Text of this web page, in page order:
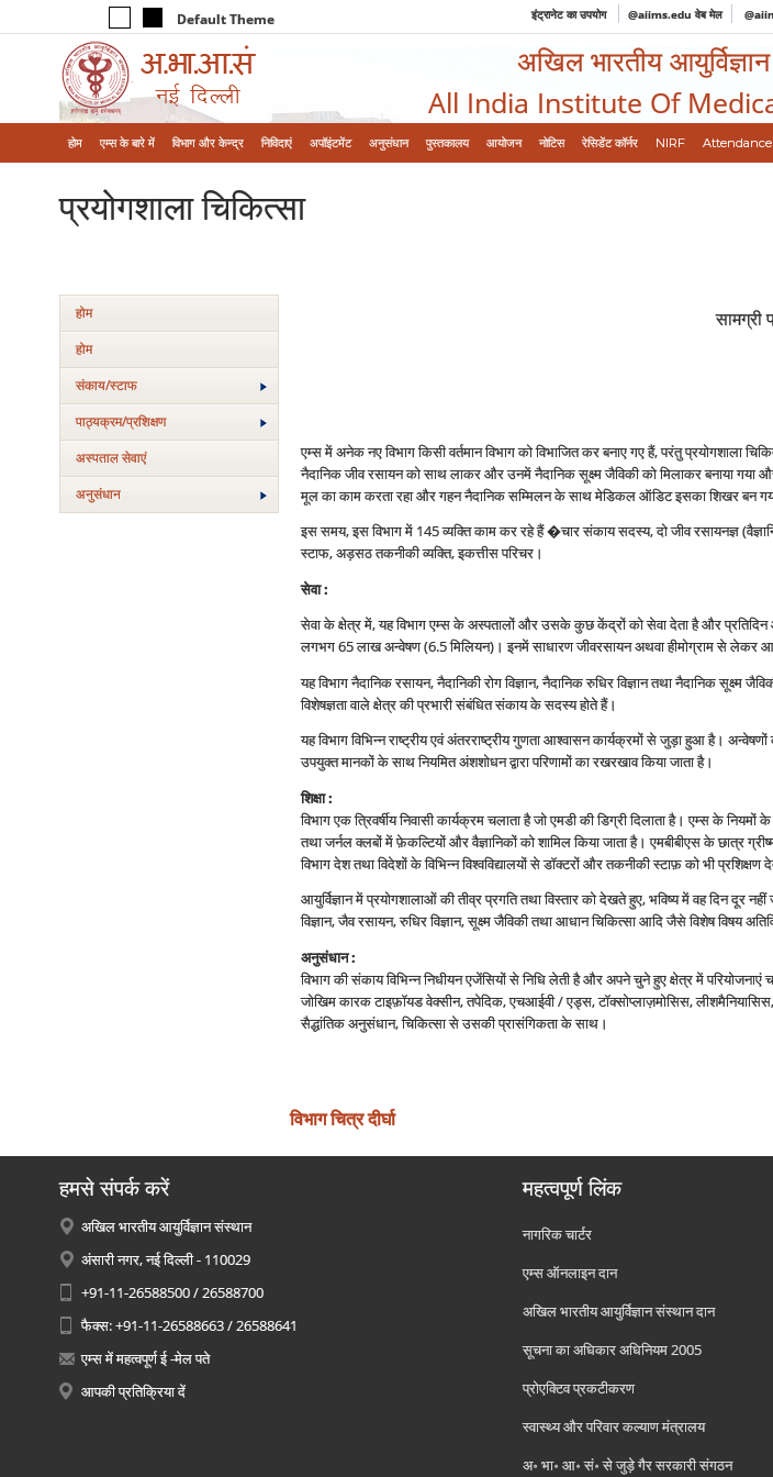
Default Theme इंट्रानेट का उपयोग @aiims.edu वेब मेल
अखिल भारतीय
All India Institute Of
होम एम्‍स के बारे में विभाग और केन्‍द्र निविदाएं अपॉइंटमेंट अनुसंधान पुस्तकालय आयोजन नोटिस रेसिडेंट कॉर्नर NIRF Attendance
प्रयोगशाला चिकित्‍सा
होम
होम
संकाय/स्‍टाफ
पाठ्यक्रम/प्रशिक्षण
अस्‍पताल सेवाएं
अनुसंधान
सामग्री
एम्‍स में अनेक नए विभाग किसी वर्तमान विभाग को विभाजित कर बनाए गए हैं, परंतु प्रयोगशाला
नैदानिक जीव रसायन को साथ लाकर और उनमें नैदानिक सूक्ष्‍म जैविकी को मिलाकर बनाया
मूल का काम करता रहा और गहन नैदानिक सम्मिलन के साथ मेडिकल ऑडिट इसका शिखर बन
इस समय, इस विभाग में 145 व्‍यक्ति काम कर रहे हैं �चार संकाय सदस्‍य, दो जीव रसायनज्ञ
स्‍टाफ, अड़सठ तकनीकी व्‍यक्ति, इकत्तीस परिचर।
सेवा :
सेवा के क्षेत्र में, यह विभाग एम्‍स के अस्‍पतालों और उसके कुछ केंद्रों को सेवा देता है और प्रतिदिन
लगभग 65 लाख अन्‍वेषण (6.5 मिलियन)। इनमें साधारण जीवरसायन अथवा हीमोग्राम से लेकर
यह विभाग नैदानिक रसायन, नैदानिकी रोग विज्ञान, नैदानिक रुधिर विज्ञान तथा नैदानिक सूक्ष्‍म
विशेषज्ञता वाले क्षेत्र की प्रभारी संबंधित संकाय के सदस्‍य होते हैं।
यह विभाग विभिन्‍न राष्‍ट्रीय एवं अंतरराष्‍ट्रीय गुणता आश्‍वासन कार्यक्रमों से जुड़ा हुआ है।
उपयुक्‍त मानकों के साथ नियमित अंशशोधन द्वारा परिणामों का रखरखाव किया जाता है।
शिक्षा :
विभाग एक त्रिवर्षीय निवासी कार्यक्रम चलाता है जो एमडी की डिग्री दिलाता है। एम्‍स के
तथा जर्नल क्‍लबों में फ़ेकल्टियों और वैज्ञानिकों को शामिल किया जाता है। एमबीबीएस के छात्र
विभाग देश तथा विदेशों के विभिन्‍न विश्‍वविद्यालयों से डॉक्‍टरों और तकनीकी स्‍टाफ़ को भी
आयुर्विज्ञान में प्रयोगशालाओं की तीव्र प्रगति तथा विस्‍तार को देखते हुए, भविष्‍य में वह दिन दूर
विज्ञान, जैव रसायन, रुधिर विज्ञान, सूक्ष्‍म जैविकी तथा आधान चिकित्‍सा आदि जैसे विशेष विषय
अनुसंधान :
विभाग की संकाय विभिन्‍न निधीयन एजेंसियों से निधि लेती है और अपने चुने हुए क्षेत्र में
जोखिम कारक टाइफ़ॉयड वेक्‍सीन, तपेदिक, एचआईवी / एड्स, टॉक्‍सोप्‍लाज़मोसिस,
सैद्धांतिक अनुसंधान, चिकित्‍सा से उसकी प्रासंगिकता के साथ।
विभाग चित्र दीर्घा
हमसे संपर्क करें
अखिल भारतीय आयुर्विज्ञान संस्थान
अंसारी नगर, नई दिल्ली - 110029
+91-11-26588500 / 26588700
फैक्स: +91-11-26588663 / 26588641
एम्स में महत्वपूर्ण ई -मेल पते
आपकी प्रतिक्रिया दें
महत्वपूर्ण लिंक
नागरिक चार्टर
एम्स ऑनलाइन दान
अखिल भारतीय आयुर्विज्ञान संस्थान दान
सूचना का अधिकार अधिनियम 2005
प्रोएक्टिव प्रकटीकरण
स्वास्थ्य और परिवार कल्याण मंत्रालय
अ॰ भा॰ आ॰ सं॰ से जुड़े गैर सरकारी संगठन